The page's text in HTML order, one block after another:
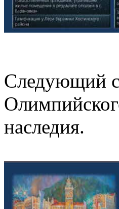
Следующий
наследия.